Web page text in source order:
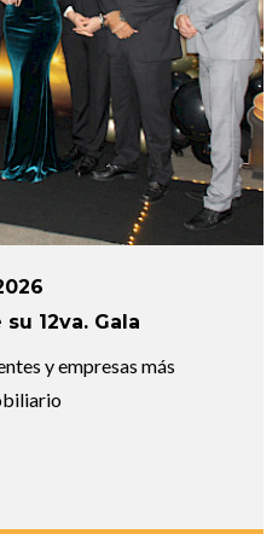
12va. Gala
y empresas más